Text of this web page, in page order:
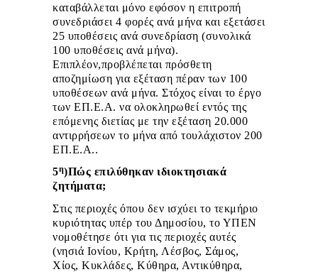
καταβάλλεται μόνο εφόσον η επιτροπή
συνεδριάσει 4 φορές ανά μήνα και εξετάσει
25 υποθέσεις ανά συνεδρίαση (συνολικά
100 υποθέσεις ανά μήνα).
Επιπλέον,προβλέπεται πρόσθετη
αποζημίωση για εξέταση πέραν των 100
υποθέσεων ανά μήνα. Στόχος είναι το έργο
των ΕΠ.Ε.Α. να ολοκληρωθεί εντός της
επόμενης διετίας με την εξέταση 20.000
αντιρρήσεων το μήνα από τουλάχιστον 200
ΕΠ.Ε.Α..
5η)Πώς επιλύθηκαν ιδιοκτησιακά
ζητήματα;
Στις περιοχές όπου δεν ισχύει το τεκμήριο
κυριότητας υπέρ του Δημοσίου, το ΥΠΕΝ
νομοθέτησε ότι για τις περιοχές αυτές
(νησιά Ιονίου, Κρήτη, Λέσβος, Σάμος,
Χίος, Κυκλάδες, Κύθηρα, Αντικύθηρα,